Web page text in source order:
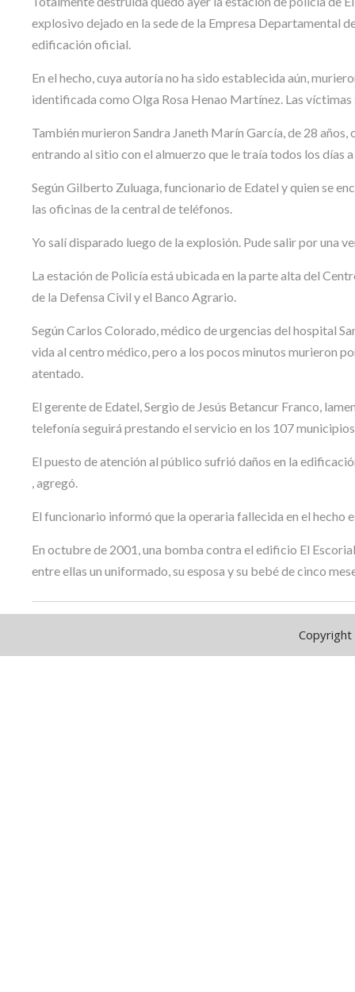
explosivo dejado en la sede de la Empresa Departamental
edificación oficial.
En el hecho, cuya autoría no ha sido establecida aún,
identificada como Olga Rosa Henao Martínez. Las
También murieron Sandra Janeth Marín García, de 28
entrando al sitio con el almuerzo que le traía todos los días a
Según Gilberto Zuluaga, funcionario de Edatel y quien se
las oficinas de la central de teléfonos.
Yo salí disparado luego de la explosión. Pude salir por una
La estación de Policía está ubicada en la parte alta del
de la Defensa Civil y el Banco Agrario.
Según Carlos Colorado, médico de urgencias del hospital
vida al centro médico, pero a los pocos minutos murieron
atentado.
El gerente de Edatel, Sergio de Jesús Betancur Franco,
telefonía seguirá prestando el servicio en los 107
El puesto de atención al público sufrió daños en la
, agregó.
El funcionario informó que la operaria fallecida en el hecho
En octubre de 2001, una bomba contra el edificio El
entre ellas un uniformado, su esposa y su bebé de cinco
Copyright